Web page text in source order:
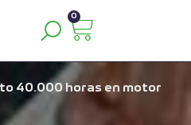
0
40.000 horas en motor